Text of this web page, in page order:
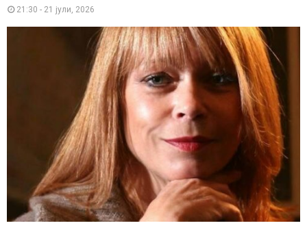
21:30 - 21 јули, 2026